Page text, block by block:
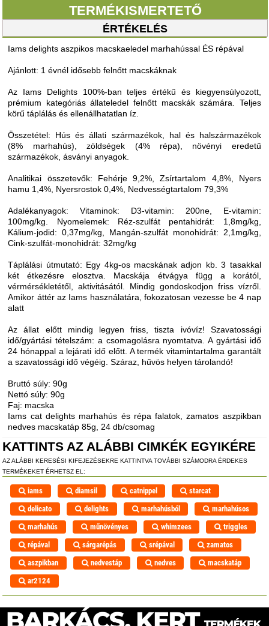
TERMÉKISMERTETŐ
ÉRTÉKELÉS
Iams delights aszpikos macskaeledel marhahússal ÉS répával
Ajánlott: 1 évnél idősebb felnőtt macskáknak
Az Iams Delights 100%-ban teljes értékű és kiegyensúlyozott,
prémium kategóriás állateledel felnőtt macskák számára. Teljes
körű táplálás és ellenállhatatlan íz.
Összetétel: Hús és állati származékok, hal és halszármazékok
(8% marhahús), zöldségek (4% répa), növényi eredetű
származékok, ásványi anyagok.
Analitikai összetevők: Fehérje 9,2%, Zsírtartalom 4,8%, Nyers
hamu 1,4%, Nyersrostok 0,4%, Nedvességtartalom 79,3%
Adalékanyagok: Vitaminok: D3-vitamin: 200ne, E-vitamin:
100mg/kg. Nyomelemek: Réz-szulfát pentahidrát: 1,8mg/kg,
Kálium-jodid: 0,37mg/kg, Mangán-szulfát monohidrát: 2,1mg/kg,
Cink-szulfát-monohidrát: 32mg/kg
Táplálási útmutató: Egy 4kg-os macskának adjon kb. 3 tasakkal
két étkezésre elosztva. Macskája étvágya függ a korától,
vérmérsékletétől, aktivitásától. Mindig gondoskodjon friss vízről.
Amikor áttér az Iams használatára, fokozatosan vezesse be 4 nap
alatt
Az állat előtt mindig legyen friss, tiszta ivóvíz! Szavatossági
idő/gyártási tételszám: a csomagolásra nyomtatva. A gyártási idő
24 hónappal a lejárati idő előtt. A termék vitamintartalma garantált
a szavatossági idő végéig. Száraz, hűvös helyen tárolandó!
Bruttó súly: 90g
Nettó súly: 90g
Faj: macska
Iams cat delights marhahús és répa falatok, zamatos aszpikban
nedves macskatáp 85g, 24 db/csomag
KATTINTS AZ ALÁBBI CIMKÉK EGYIKÉRE
AZ ALÁBBI KERESÉSI KIFEJEZÉSEKRE KATTINTVA TOVÁBBI SZÁMODRA ÉRDEKES
TERMÉKEKET ÉRHETSZ EL:
iams diamsil catnippel
starcat
delicato
delights marhahúsból
marhahúsos
marhahús
műnövényes whimzees
triggles
répával
sárgarépás srépával
zamatos
aszpikban
nedvestáp nedves
macskatáp
ar2124